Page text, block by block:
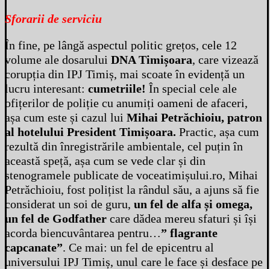
Sforarii de serviciu
În fine, pe lângă aspectul politic grețos, cele 12
volume ale dosarului DNA Timișoara, care vizează
corupția din IPJ Timiș, mai scoate în evidență un
lucru interesant: cumetriile! În special cele ale
ofițerilor de poliție cu anumiți oameni de afaceri,
așa cum este și cazul lui Mihai Petrăchioiu, patron
al hotelului President Timișoara. Practic, așa cum
rezultă din înregistrările ambientale, cel puțin în
această speță, așa cum se vede clar și din
stenogramele publicate de voceatimișului.ro, Mihai
Petrăchioiu, fost polițist la rândul său, a ajuns să fie
considerat un soi de guru, un fel de alfa și omega,
un fel de Godfather care dădea mereu sfaturi și își
acorda biencuvântarea pentru…” flagrante
capcanate”. Ce mai: un fel de epicentru al
universului IPJ Timiș, unul care le face și desface pe